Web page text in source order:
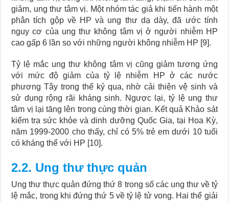
giảm, ung thư tâm vị. Một nhóm tác giả khi tiến hành một
phân tích gộp về HP và ung thư dạ dày, đã ước tính
nguy cơ của ung thư không tâm vị ở người nhiễm HP
cao gấp 6 lần so với những người không nhiễm HP [9].
Tỷ lệ mắc ung thư không tâm vị cũng giảm tương ứng
với mức độ giảm của tỷ lệ nhiễm HP ở các nước
phương Tây trong thế kỷ qua, nhờ cải thiện vệ sinh và
sử dụng rộng rãi kháng sinh. Ngược lại, tỷ lệ ung thư
tâm vị lại tăng lên trong cùng thời gian. Kết quả Khảo sát
kiểm tra sức khỏe và dinh dưỡng Quốc Gia, tại Hoa Kỳ,
năm 1999-2000 cho thấy, chỉ có 5% trẻ em dưới 10 tuổi
có kháng thể với HP [10].
2.2. Ung thư thực quản
Ung thư thực quản đứng thứ 8 trong số các ung thư về tỷ
lệ mắc, trong khi đứng thứ 5 về tỷ lệ tử vong. Hai thể giải